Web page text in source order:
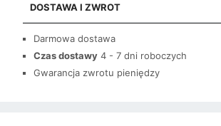
DOSTAWA I ZWROT
Darmowa dostawa
Czas dostawy 4 - 7 dni roboczych
Gwarancja zwrotu pieniędzy